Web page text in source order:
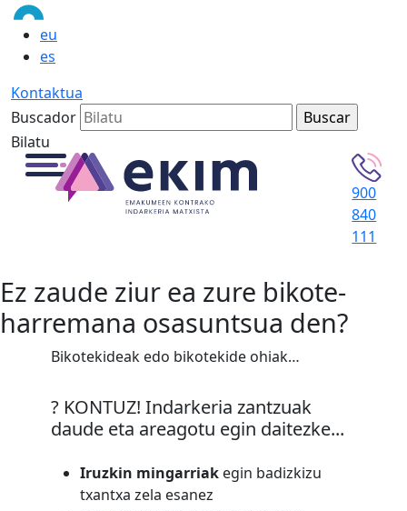
eu
es
Kontaktua
Buscador
Bilatu
900
840
111
Ez zaude ziur ea zure bikote-
harremana osasuntsua den?
Bikotekideak edo bikotekide ohiak…
? KONTUZ! Indarkeria zantzuak
daude eta areagotu egin daitezke...
Iruzkin mingarriak egin badizkizu
txantxa zela esanez